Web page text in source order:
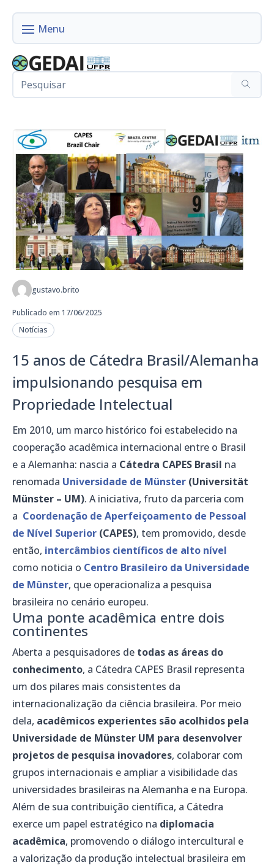
gustavo.brito
Publicado em 17/06/2025
Notícias
15 anos de Cátedra Brasil/Alemanha
impulsionando pesquisa em
Propriedade Intelectual
Em 2010, um marco histórico foi estabelecido na
cooperação acadêmica internacional entre o Brasil
e a Alemanha: nascia a Cátedra CAPES Brasil na
renomada Universidade de Münster (Universität
Münster – UM). A iniciativa, fruto da parceria com
a Coordenação de Aperfeiçoamento de Pessoal
de Nível Superior (CAPES), tem promovido, desde
então, intercâmbios científicos de alto nível
como noticia o Centro Brasileiro da Universidade
de Mûnster, que operacionaliza a pesquisa
brasileira no cenário europeu.
Uma ponte acadêmica entre dois
continentes
Aberta a pesquisadores de todas as áreas do
conhecimento, a Cátedra CAPES Brasil representa
um dos pilares mais consistentes da
internacionalização da ciência brasileira. Por meio
dela, acadêmicos experientes são acolhidos pela
Universidade de Münster UM para desenvolver
projetos de pesquisa inovadores, colaborar com
grupos internacionais e ampliar a visibilidade das
universidades brasileiras na Alemanha e na Europa.
Além de sua contribuição científica, a Cátedra
exerce um papel estratégico na diplomacia
acadêmica, promovendo o diálogo intercultural e
a valorização da produção intelectual brasileira em